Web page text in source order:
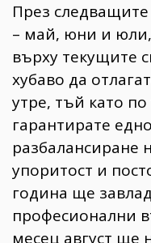
През
– май, юни и юли,
върху текущите
хубаво да
утре, тъй като
гарантирате
разбалансиране
упоритост и
година ще
професионални
месец август ще